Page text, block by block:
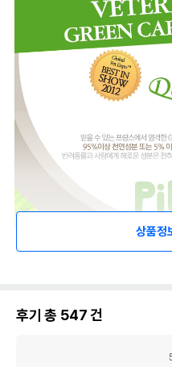
상품정
후기 총 547건